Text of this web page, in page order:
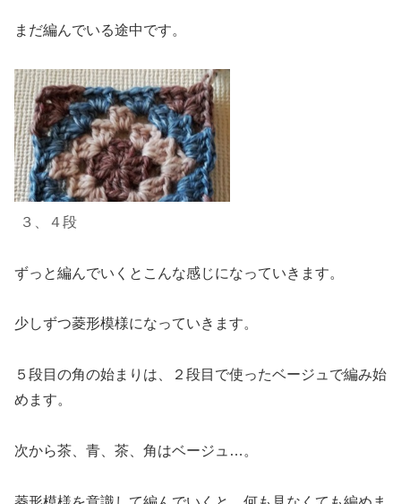
まだ編んでいる途中です。
３、４段
ずっと編んでいくとこんな感じになっていきます。
少しずつ菱形模様になっていきます。
５段目の角の始まりは、２段目で使ったベージュで編み始
めます。
次から茶、青 茶、角はベージュ…。